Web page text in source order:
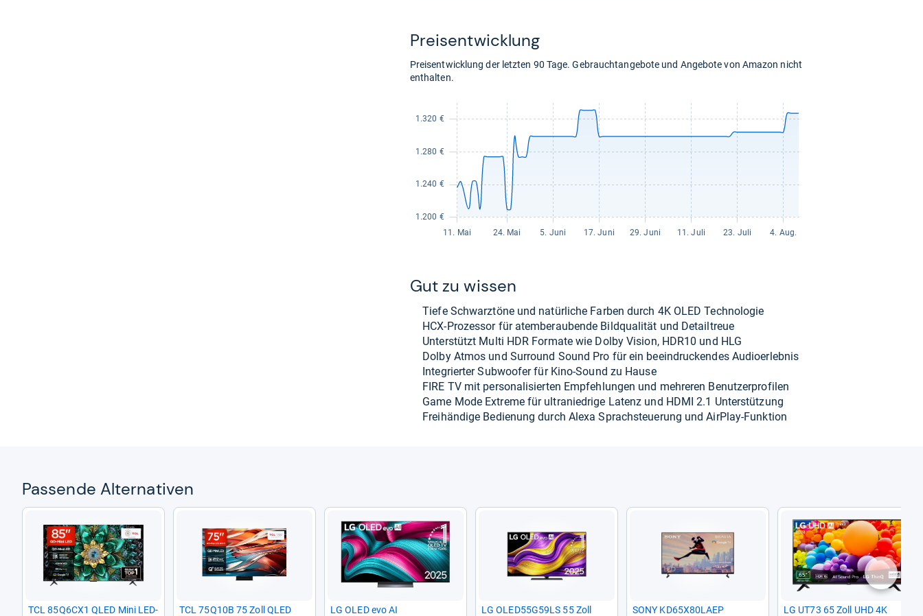
Preis­ent­wick­lung
Preisentwicklung der letzten 90 Tage. Gebrauchtangebote und Angebote von Amazon nicht
enthalten.
Gut zu wis­sen
Tiefe Schw­arz­töne und natür­li­che Far­ben durch 4K OLED Tech­no­lo­gie
HCX-​Pro­zes­sor für atem­be­rau­bende Bild­qua­li­tät und Detail­treue
Unter­stützt Multi HDR For­mate wie Dolby Vision, HDR10 und HLG
Dolby Atmos und Sur­round Sound Pro für ein beein­dru­cken­des Audioer­leb­nis
Inte­grier­ter Sub­woofer für Kino-​Sound zu Hause
FIRE TV mit per­so­na­li­sier­ten Emp­feh­lun­gen und meh­re­ren Benut­zer­pro­fi­len
Game Mode Extreme für ultra­nied­rige Latenz und HDMI 2.1 Unter­stüt­zung
Frei­hän­dige Bedie­nung durch Alexa Sprach­steue­rung und Air­Play-​Funk­tion
Pas­sende Alter­na­ti­ven
TCL 85Q6CX1 QLED Mini LED-​
TCL 75Q10B 75 Zoll QLED
LG OLED evo AI
LG OLED55G59LS 55 Zoll
SONY KD65X80LAEP
LG UT73 65 Zoll UHD 4K
nächste